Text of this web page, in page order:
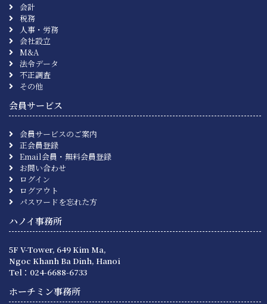
会計
税務
人事・労務
会社設立
M&A
法令データ
不正調査
その他
会員サービス
会員サービスのご案内
正会員登録
Email会員・無料会員登録
お問い合わせ
ログイン
ログアウト
パスワードを忘れた方
ハノイ事務所
5F V-Tower, 649 Kim Ma,
Ngoc Khanh Ba Dinh, Hanoi
Tel：024-6688-6733
ホーチミン事務所